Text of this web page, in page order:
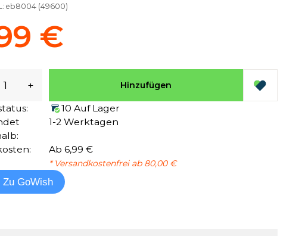
eb8004 (49600)
€
+ Hinzufügen
10 Auf Lager
1-2 Werktagen
Ab 6,99 €
* Versandkostenfrei ab 80,00 €
Zu GoWish